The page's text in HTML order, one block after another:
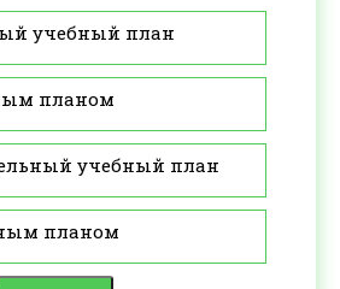
учебный план
планом
учебный план
планом